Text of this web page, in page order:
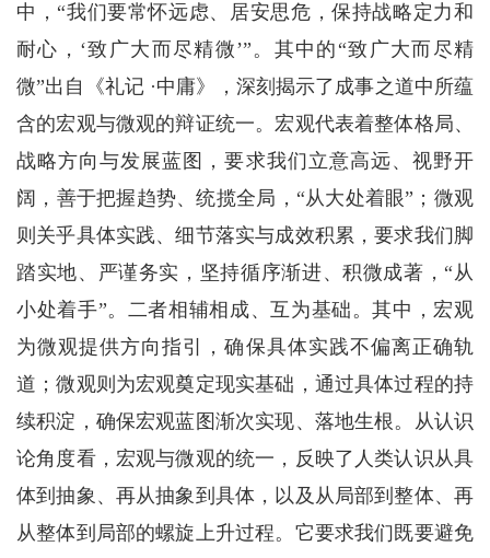
中，“我们要常怀远虑、居安思危，保持战略定力和
耐心，‘致广大而尽精微’”。其中的“致广大而尽精
微”出自《礼记 ·中庸》，深刻揭示了成事之道中所蕴
含的宏观与微观的辩证统一。宏观代表着整体格局、
战略方向与发展蓝图，要求我们立意高远、视野开
阔，善于把握趋势、统揽全局，“从大处着眼”；微观
则关乎具体实践、细节落实与成效积累，要求我们脚
踏实地、严谨务实，坚持循序渐进、积微成著，“从
小处着手”。二者相辅相成、互为基础。其中，宏观
为微观提供方向指引，确保具体实践不偏离正确轨
道；微观则为宏观奠定现实基础，通过具体过程的持
续积淀，确保宏观蓝图渐次实现、落地生根。从认识
论角度看，宏观与微观的统一，反映了人类认识从具
体到抽象、再从抽象到具体，以及从局部到整体、再
从整体到局部的螺旋上升过程。它要求我们既要避免